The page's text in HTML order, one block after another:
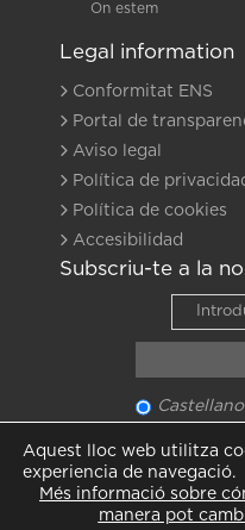
On estem
Legal information
Conformitat ENS
Portal de
Aviso legal
Política de
Política de cookies
Accesibilidad
Subscriu-te a la
Castellano
Veure
Veure totes
Aquest lloc web utilitza
experiencia de navegació.
Més informació sobre
manera pot